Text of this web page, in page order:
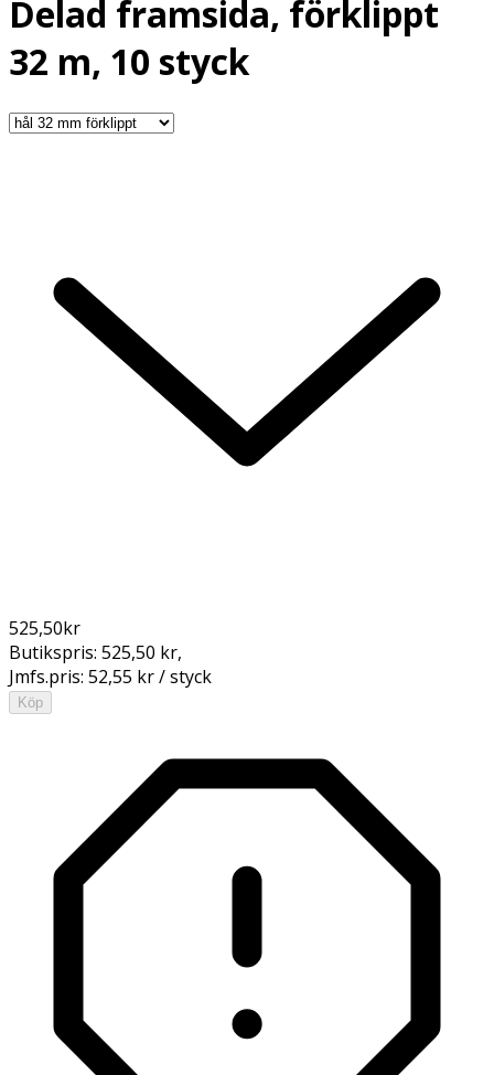
Delad framsida, förklippt
32 m, 10 styck
525,50kr
Butikspris: 525,50 kr,
Jmfs.pris: 52,55 kr / styck
Köp